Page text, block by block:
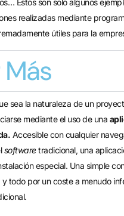
Estos son solo algunos
realizadas mediante
útiles para la
sea la naturaleza de un
mediante el uso de una
Accesible con cualquier
softwaretradicional, una
especial. Una simple
todo por un coste a menudo